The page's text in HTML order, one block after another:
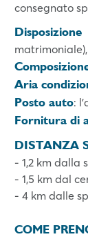
consegnato
Aria
Posto auto:
Fornitura di
DISTANZA
- 1,2 km dalla
- 1,5 km dal
- 4 km dalle
COME